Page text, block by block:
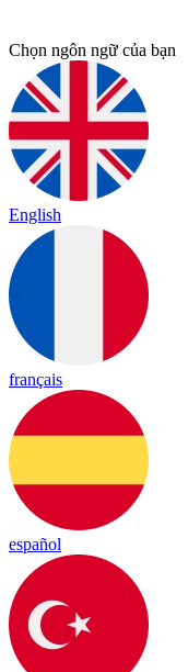
Chọn ngôn ngữ của bạn
English
français
español